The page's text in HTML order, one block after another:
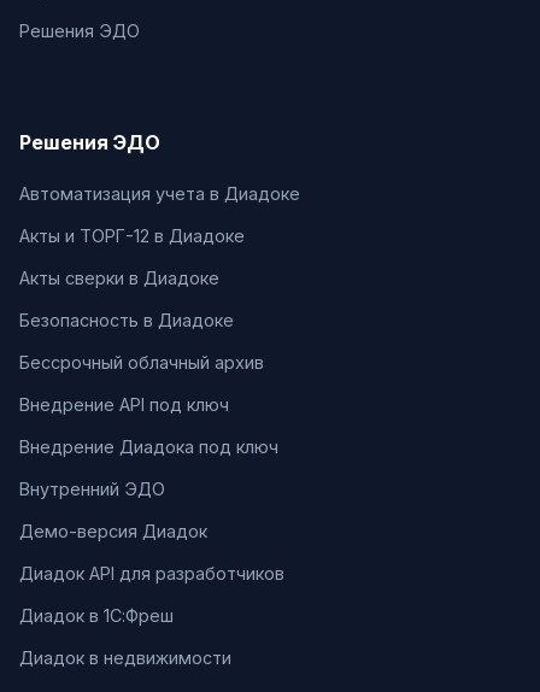
Решения ЭДО
Решения ЭДО
Автоматизация учета в Диадоке
Акты и ТОРГ-12 в Диадоке
Акты сверки в Диадоке
Безопасность в Диадоке
Бессрочный облачный архив
Внедрение API под ключ
Внедрение Диадока под ключ
Внутренний ЭДО
Демо-версия Диадок
Диадок API для разработчиков
Диадок в 1С:Фреш
Диадок в недвижимости